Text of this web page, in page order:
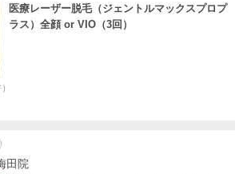
医療レーザー脱毛（ジェントルマックスプロプ
ラス）全顔 or VIO（3回）
田院